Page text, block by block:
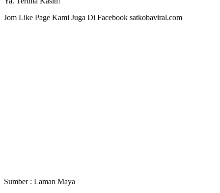
Jom Like Page Kami Juga Di Facebook satkobaviral.com
Sumber : Laman Maya